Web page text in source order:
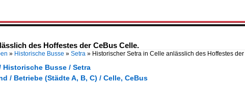
des Hoffestes der CeBus Celle.
» Historische Busse » Setra » Historischer Setra in Celle anlässlich des Hoffestes der
Historische Busse / Setra
/ Betriebe (Städte A, B, C) / Celle, CeBus